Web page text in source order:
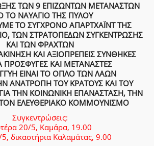
ΤΩΝ 9 ΕΠΙΖΩΝΤΩΝ ΜΕΤΑΝΑΣΤΩΝ
ΤΟ ΝΑΥΑΓΙΟ ΤΗΣ ΠΥΛΟΥ
ΤΟ ΣΥΓΧΡΟΝΟ ΑΠΑΡΤΧΑΪΝΤ ΤΗΣ
ΤΩΝ ΣΤΡΑΤΟΠΕΔΩΝ ΣΥΓΚΕΝΤΡΩΣΗΣ
ΚΑΙ ΤΩΝ ΦΡΑΧΤΩΝ
ΚΑΙ ΑΞΙΟΠΡΕΠΕΙΣ ΣΥΝΘΗΚΕΣ
ΠΡΟΣΦΥΓΕΣ ΚΑΙ ΜΕΤΑΝΑΣΤΕΣ
ΕΙΝΑΙ ΤΟ ΟΠΛΟ ΤΩΝ ΛΑΩΝ
ΑΝΑΤΡΟΠΗ ΤΟΥ ΚΡΑΤΟΥΣ ΚΑΙ ΤΟΥ
ΤΗΝ ΚΟΙΝΩΝΙΚΗ ΕΠΑΝΑΣΤΑΣΗ, ΤΗΝ
ΤΟΝ ΕΛΕΥΘΕΡΙΑΚΟ ΚΟΜΜΟΥΝΙΣΜΟ
Συγκεντρώσεις:
20/5, Καμάρα, 19.00
δικαστήρια Καλαμάτας, 9.00